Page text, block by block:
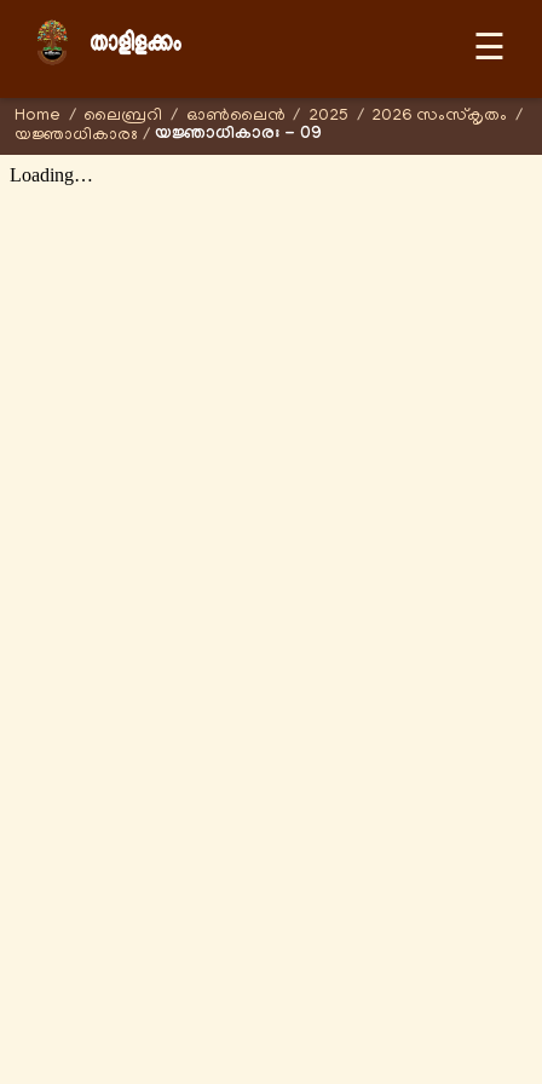
☰
Home / ലൈബ്രറി / ഓണ്‍ലൈന്‍ / 2025 / 2026 സംസ്കൃതം /
യജ്ഞാധികാരഃ / യജ്ഞാധികാരഃ - 09